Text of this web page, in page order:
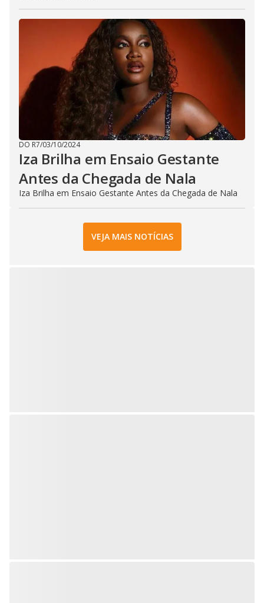
DO R7/03/10/2024
Iza Brilha em Ensaio Gestante
Antes da Chegada de Nala
Iza Brilha em Ensaio Gestante Antes da Chegada de Nala
VEJA MAIS NOTÍCIAS